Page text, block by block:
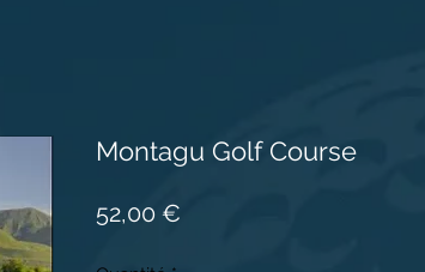
Montagu Golf Course
52,00 €